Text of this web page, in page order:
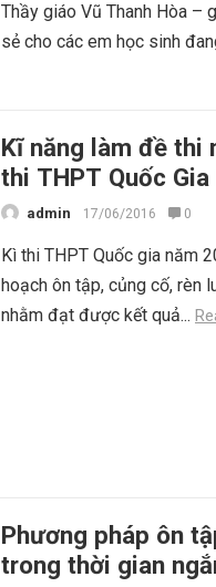
Thầy giáo Vũ Thanh Hòa –
sẻ cho các em học sinh
Kĩ năng làm đề thi
thi THPT Quốc Gia
admin 17/06/2016 0
Kì thi THPT Quốc gia năm
hoạch ôn tập, củng cố, rèn
nhằm đạt được kết quả...
Phương pháp ôn
trong thời gian